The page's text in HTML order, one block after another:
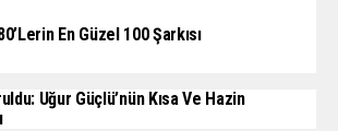
En Güzel 100 Şarkısı
Uğur Güçlü’nün Kısa Ve Hazin